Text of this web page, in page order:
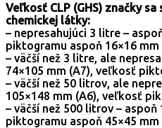
Veľkosť CLP (GHS) značky
chemickej látky:
– nepresahujúci 3 litre –
piktogramu aspoň 16×16 mm
– väčší než 3 litre, ale
74×105 mm (A7), veľkosť
– väčší než 50 litrov, ale
105×148 mm (A6), veľkosť
– väčší než 500 litrov –
piktogramu aspoň 45×45 mm